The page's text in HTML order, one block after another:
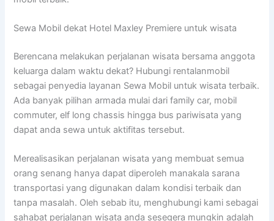
Sewa Mobil dekat Hotel Maxley Premiere untuk wisata
Berencana melakukan perjalanan wisata bersama anggota
keluarga dalam waktu dekat? Hubungi rentalanmobil
sebagai penyedia layanan Sewa Mobil untuk wisata terbaik.
Ada banyak pilihan armada mulai dari family car, mobil
commuter, elf long chassis hingga bus pariwisata yang
dapat anda sewa untuk aktifitas tersebut.
Merealisasikan perjalanan wisata yang membuat semua
orang senang hanya dapat diperoleh manakala sarana
transportasi yang digunakan dalam kondisi terbaik dan
tanpa masalah. Oleh sebab itu, menghubungi kami sebagai
sahabat perjalanan wisata anda sesegera mungkin adalah